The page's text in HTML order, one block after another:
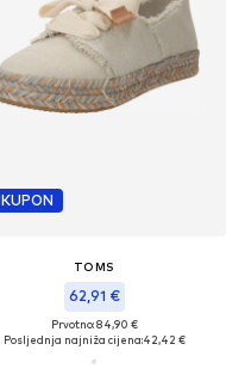
KUPON
TOMS
62,91 €
Prvotno: 84,90 €
Posljednja najniža cijena:42,42 €